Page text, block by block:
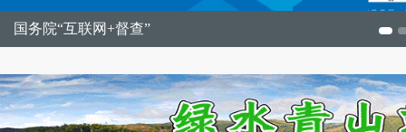
国务院“互联网+督查”